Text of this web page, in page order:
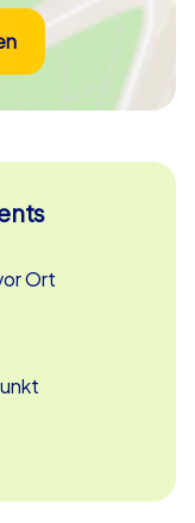
Eindrücke,
gestärktes
nach
Erlebnis, das
auf eine ganz
als Team
Teambuilding-
Teamevent
die perfekte
Lassen
nicht entgehen
Ort